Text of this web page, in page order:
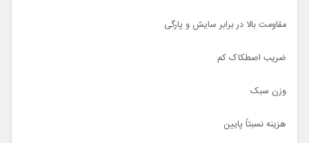
مقاومت بالا در برابر سایش و پارگی
ضریب اصطکاک کم
وزن سبک
هزینه نسبتاً پایین